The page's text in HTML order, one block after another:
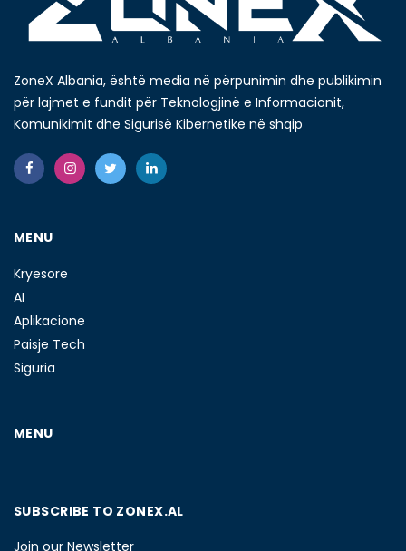
ZoneX Albania, është media në përpunimin dhe publikimin
për lajmet e fundit për Teknologjinë e Informacionit,
Komunikimit dhe Sigurisë Kibernetike në shqip
MENU
Kryesore
AI
Aplikacione
Paisje Tech
Siguria
MENU
SUBSCRIBE TO ZONEX.AL
Join our Newsletter